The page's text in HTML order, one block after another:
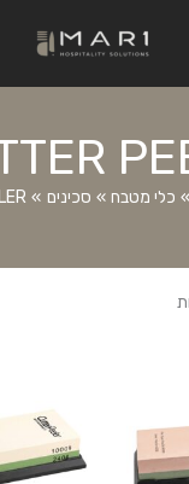
כלי מטבח סכינים